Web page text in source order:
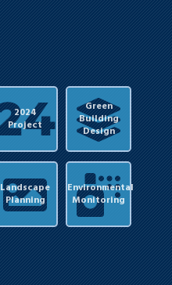
2024
Project
Green
Building
Design
Landscape
Planning
Environmental
Monitoring